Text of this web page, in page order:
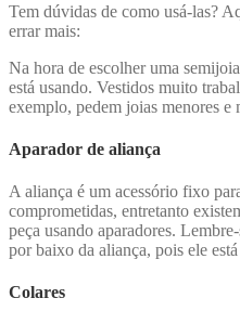
Tem dúvidas de como usá-las?
errar mais:
Na hora de escolher uma
está usando. Vestidos muito
exemplo, pedem joias menores e
Aparador de aliança
A aliança é um acessório fixo
comprometidas, entretanto
peça usando aparadores.
por baixo da aliança, pois ele
Colares